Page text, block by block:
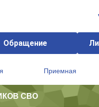
Обращение
Приемная
СВО